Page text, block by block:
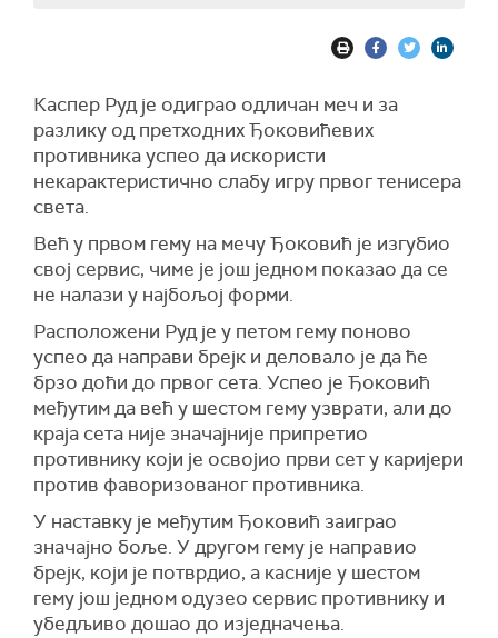
Каспер Руд је одиграо одличан меч и за
разлику од претходних Ђоковићевих
противника успео да искористи
некарактеристично слабу игру првог тенисера
света.
Већ у првом гему на мечу Ђоковић је изгубио
свој сервис, чиме је још једном показао да се
не налази у најбољој форми.
Расположени Руд је у петом гему поново
успео да направи брејк и деловало је да ће
брзо доћи до првог сета. Успео је Ђоковић
међутим да већ у шестом гему узврати, али до
краја сета није значајније припретио
противнику који је освојио први сет у каријери
против фаворизованог противника.
У наставку је међутим Ђоковић заиграо
значајно боље. У другом гему је направио
брејк, који је потврдио, а касније у шестом
гему још једном одузео сервис противнику и
убедљиво дошао до изједначења.